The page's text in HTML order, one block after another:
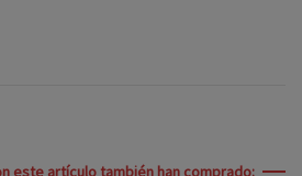
este artículo también han comprado: